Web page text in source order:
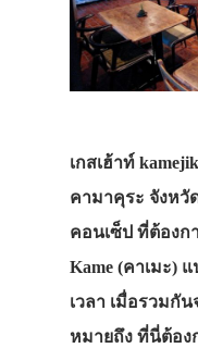
เกสเฮ้าท์
คามาคุระ จังหวั
คอนเซ็ป ที่ต้องก
Kame (คาเมะ)
เวลา เมื่อรวมกั
หมายถึง ที่นี่ต้อง